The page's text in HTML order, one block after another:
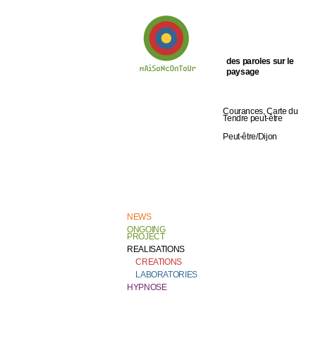
NEWS
ONGOING
PROJECT
REALISATIONS
CREATIONS
LABORATORIES
HYPNOSE
des paroles sur le
paysage
Courances, Carte du
Tendre peut-être
Peut-être/Dijon